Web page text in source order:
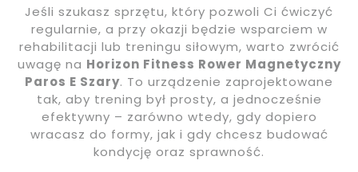
Jeśli szukasz sprzętu, który pozwoli Ci ćwiczyć
regularnie, a przy okazji będzie wsparciem w
rehabilitacji lub treningu siłowym, warto zwrócić
uwagę na Horizon Fitness Rower Magnetyczny
Paros E Szary. To urządzenie zaprojektowane
tak, aby trening był prosty, a jednocześnie
efektywny – zarówno wtedy, gdy dopiero
wracasz do formy, jak i gdy chcesz budować
kondycję oraz sprawność.